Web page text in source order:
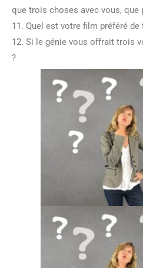
que trois choses avec vous, que
11. Quel est votre film préféré
12. Si le génie vous offrait trois
?